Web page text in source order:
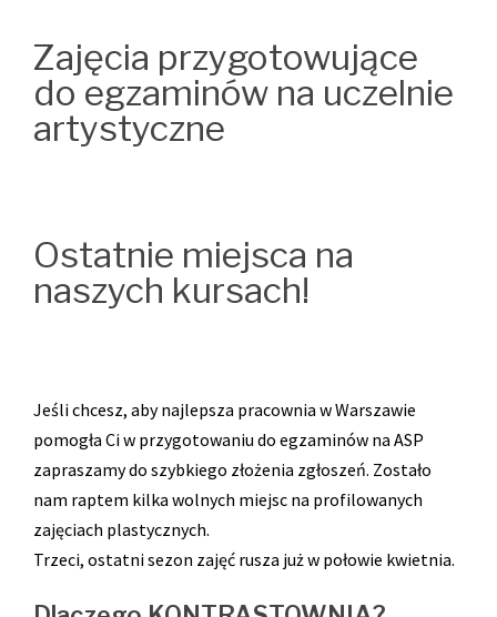
Zajęcia przygotowujące
do egzaminów na uczelnie
artystyczne
Ostatnie miejsca na
naszych kursach!
Jeśli chcesz, aby najlepsza pracownia w Warszawie
pomogła Ci w przygotowaniu do egzaminów na ASP
zapraszamy do szybkiego złożenia zgłoszeń. Zostało
nam raptem kilka wolnych miejsc na profilowanych
zajęciach plastycznych.
Trzeci, ostatni sezon zajęć rusza już w połowie kwietnia.